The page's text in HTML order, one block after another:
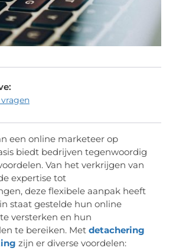
een online marketeer op
biedt bedrijven tegenwoordig
Van het verkrijgen van
expertise tot
deze flexibele aanpak heeft
staat gestelde hun online
versterken en hun
te bereiken. Met detachering
zijn er diverse voordelen: